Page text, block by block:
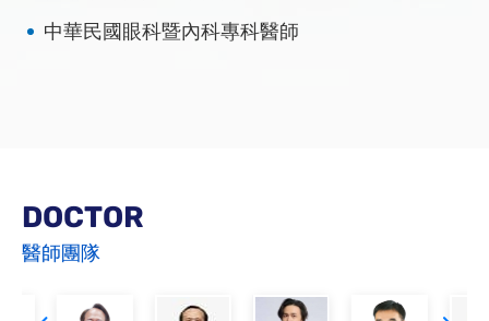
中華民國眼科暨內科專科醫師
DOCTOR
醫師團隊